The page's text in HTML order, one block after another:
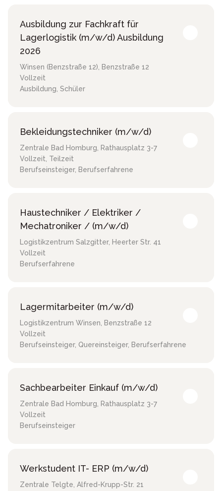
Ausbildung zur Fachkraft für
Lagerlogistik (m/w/d) Ausbildung
2026
Winsen (Benzstraße 12), Benzstraße 12
Vollzeit
Ausbildung, Schüler
Bekleidungstechniker (m/w/d)
Zentrale Bad Homburg, Rathausplatz 3-7
Vollzeit, Teilzeit
Berufseinsteiger, Berufserfahrene
Haustechniker / Elektriker /
Mechatroniker / (m/w/d)
Logistikzentrum Salzgitter, Heerter Str. 41
Vollzeit
Berufserfahrene
Lagermitarbeiter (m/w/d)
Logistikzentrum Winsen, Benzstraße 12
Vollzeit
Berufseinsteiger, Quereinsteiger, Berufserfahrene
Sachbearbeiter Einkauf (m/w/d)
Zentrale Bad Homburg, Rathausplatz 3-7
Vollzeit
Berufseinsteiger
Werkstudent IT- ERP (m/w/d)
Zentrale Telgte, Alfred-Krupp-Str. 21